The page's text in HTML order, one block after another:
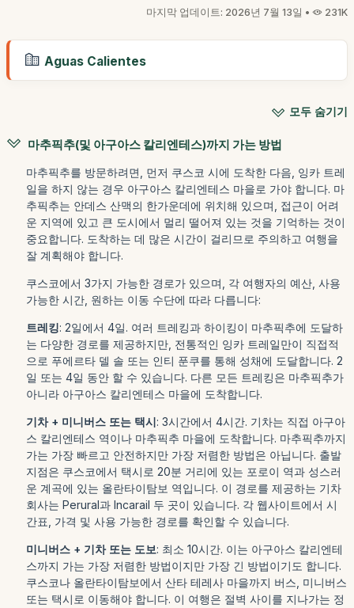
마지막 업데이트: 2026년 7월 13일 • 231K
Aguas Calientes
모두 숨기기
마추픽추(및 아구아스 칼리엔테스)까지 가는 방법
마추픽추를 방문하려면, 먼저 쿠스코 시에 도착한 다음, 잉카 트레
일을 하지 않는 경우 아구아스 칼리엔테스 마을로 가야 합니다. 마
추픽추는 안데스 산맥의 한가운데에 위치해 있으며, 접근이 어려
운 지역에 있고 큰 도시에서 멀리 떨어져 있는 것을 기억하는 것이
중요합니다. 도착하는 데 많은 시간이 걸리므로 주의하고 여행을
잘 계획해야 합니다.
쿠스코에서 3가지 가능한 경로가 있으며, 각 여행자의 예산, 사용
가능한 시간, 원하는 이동 수단에 따라 다릅니다:
트레킹: 2일에서 4일. 여러 트레킹과 하이킹이 마추픽추에 도달하
는 다양한 경로를 제공하지만, 전통적인 잉카 트레일만이 직접적
으로 푸에르타 델 솔 또는 인티 푼쿠를 통해 성채에 도달합니다. 2
일 또는 4일 동안 할 수 있습니다. 다른 모든 트레킹은 마추픽추가
아니라 아구아스 칼리엔테스 마을에 도착합니다.
기차 + 미니버스 또는 택시: 3시간에서 4시간. 기차는 직접 아구아
스 칼리엔테스 역이나 마추픽추 마을에 도착합니다. 마추픽추까지
가는 가장 빠르고 안전하지만 가장 저렴한 방법은 아닙니다. 출발
지점은 쿠스코에서 택시로 20분 거리에 있는 포로이 역과 성스러
운 계곡에 있는 올란타이탐보 역입니다. 이 경로를 제공하는 기차
회사는 Perural과 Incarail 두 곳이 있습니다. 각 웹사이트에서 시
간표, 가격 및 사용 가능한 경로를 확인할 수 있습니다.
미니버스 + 기차 또는 도보: 최소 10시간. 이는 아구아스 칼리엔테
스까지 가는 가장 저렴한 방법이지만 가장 긴 방법이기도 합니다.
쿠스코나 올란타이탐보에서 산타 테레사 마을까지 버스, 미니버스
또는 택시로 이동해야 합니다. 이 여행은 절벽 사이를 지나가는 정